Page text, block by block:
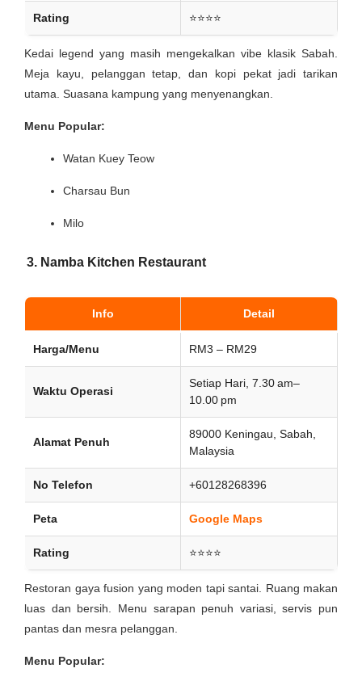
Rating ⭐⭐⭐⭐
Kedai legend yang masih mengekalkan vibe klasik Sabah.
Meja kayu, pelanggan tetap, dan kopi pekat jadi tarikan
utama. Suasana kampung yang menyenangkan.
Menu Popular:
Watan Kuey Teow
Charsau Bun
Milo
3. Namba Kitchen Restaurant
Info Detail
Harga/Menu RM3 – RM29
Waktu Operasi
Setiap Hari, 7.30 am–
10.00 pm
Alamat Penuh
89000 Keningau, Sabah,
Malaysia
No Telefon +60128268396
Peta Google Maps
Rating ⭐⭐⭐⭐
Restoran gaya fusion yang moden tapi santai. Ruang makan
luas dan bersih. Menu sarapan penuh variasi, servis pun
pantas dan mesra pelanggan.
Menu Popular: